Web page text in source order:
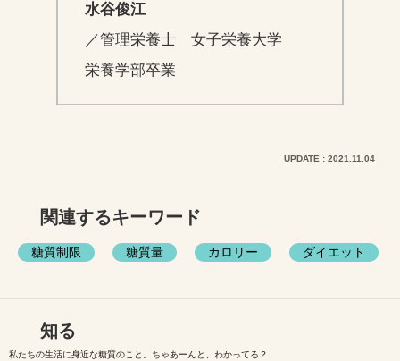
水谷俊江
／管理栄養士 女子栄養大学
栄養学部卒業
UPDATE : 2021.11.04
関連するキーワード
糖質制限 糖質量 カロリー ダイエット
知る
私たちの生活に身近な糖質のこと。ちゃあーんと、わかってる？